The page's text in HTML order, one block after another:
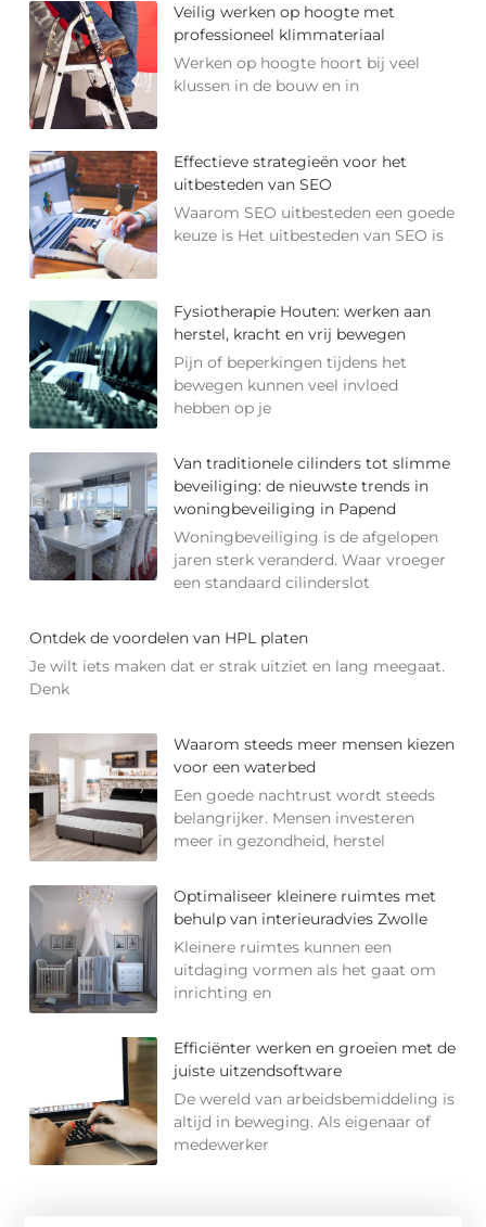
Veilig werken op hoogte met
professioneel klimmateriaal
Werken op hoogte hoort bij veel
klussen in de bouw en in
Effectieve strategieën voor het
uitbesteden van SEO
Waarom SEO uitbesteden een goede
keuze is Het uitbesteden van SEO is
Fysiotherapie Houten: werken aan
herstel, kracht en vrij bewegen
Pijn of beperkingen tijdens het
bewegen kunnen veel invloed
hebben op je
Van traditionele cilinders tot slimme
beveiliging: de nieuwste trends in
woningbeveiliging in Papend
Woningbeveiliging is de afgelopen
jaren sterk veranderd. Waar vroeger
een standaard cilinderslot
Ontdek de voordelen van HPL platen
Je wilt iets maken dat er strak uitziet en lang meegaat.
Denk
Waarom steeds meer mensen kiezen
voor een waterbed
Een goede nachtrust wordt steeds
belangrijker. Mensen investeren
meer in gezondheid, herstel
Optimaliseer kleinere ruimtes met
behulp van interieuradvies Zwolle
Kleinere ruimtes kunnen een
uitdaging vormen als het gaat om
inrichting en
Efficiënter werken en groeien met de
juiste uitzendsoftware
De wereld van arbeidsbemiddeling is
altijd in beweging. Als eigenaar of
medewerker